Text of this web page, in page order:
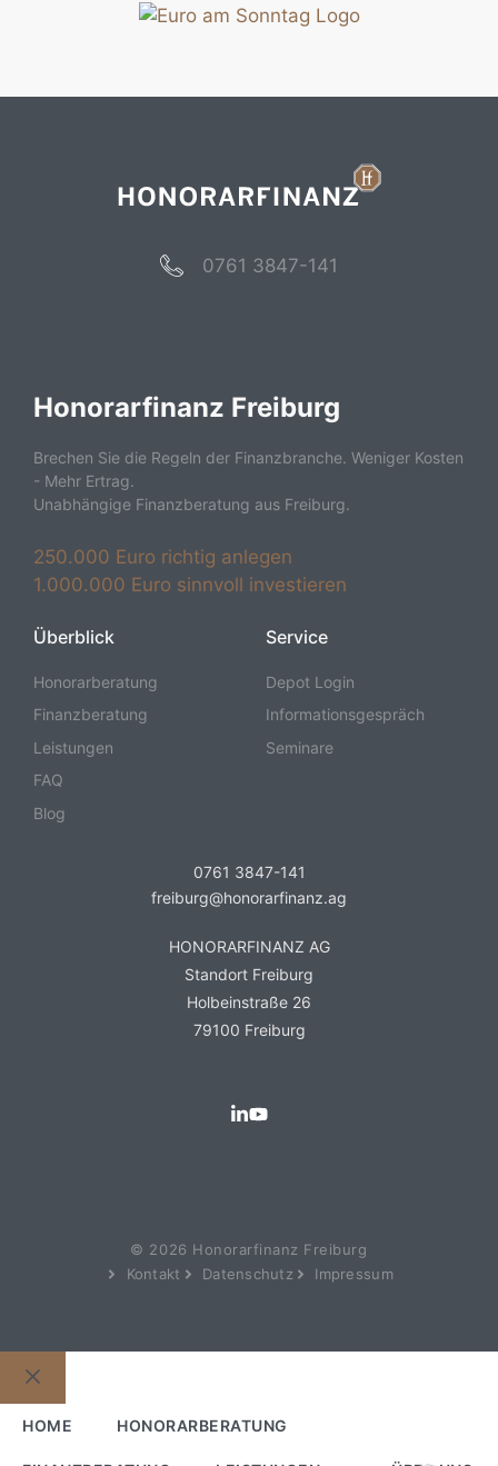
0761 3847-141
Honorarfinanz Freiburg
Brechen Sie die Regeln der Finanzbranche. Weniger Kosten
- Mehr Ertrag.
Unabhängige Finanzberatung aus Freiburg.
250.000 Euro richtig anlegen
1.000.000 Euro sinnvoll investieren
Überblick
Honorarberatung
Finanzberatung
Leistungen
FAQ
Blog
Service
Depot Login
Informationsgespräch
Seminare
0761 3847-141
freiburg@honorarfinanz.ag
HONORARFINANZ AG
Standort Freiburg
Holbeinstraße 26
79100 Freiburg
© 2026 Honorarfinanz Freiburg
Kontakt
Datenschutz Impressum
Schließen
HOME HONORARBERATUNG
Kundenbewertungen und Erfahrungen zu
ProvenExpert.com
SEHR GUT